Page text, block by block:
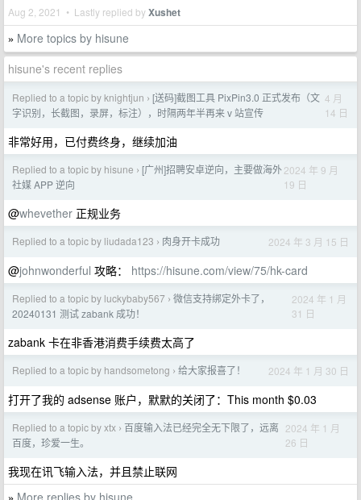
Aug 2, 2021 • Lastly replied byXushet
» More topics by hisune
hisune's recent replies
Replied to a topic by knightjun › [送码]截图工具 PixPin3.0 正式发布（文
字识别，长截图，录屏，标注），时隔两年半再来 v 站宣传
4 月
14 日
非常好用，已付费终身，继续加油
Replied to a topic by hisune › [广州]招聘安卓逆向，主要做海外
社媒 APP 逆向
2024 年 9 月
19 日
@whevether 正规业务
Replied to a topic by liudada123 › 肉身开卡成功 2024 年 3 月 15 日
@johnwonderful 攻略： https://hisune.com/view/75/hk-card
Replied to a topic by luckybaby567 › 微信支持绑定外卡了，
20240131 测试 zabank 成功！
2024 年 1 月
31 日
zabank 卡在非香港消费手续费太高了
Replied to a topic by handsometong › 给大家报喜了！ 2024 年 1 月 30 日
打开了我的 adsense 账户，默默的关闭了：This month $0.03
Replied to a topic by xtx › 百度输入法已经完全无下限了，远离
百度，珍爱一生。
2024 年 1 月
26 日
我现在讯飞输入法，并且禁止联网
More replies by hisune